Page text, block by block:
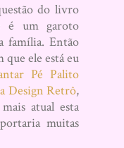
do livro
é um garoto
família. Então
que ele está eu
Pé Palito
Design Retrô,
atual esta
muitas